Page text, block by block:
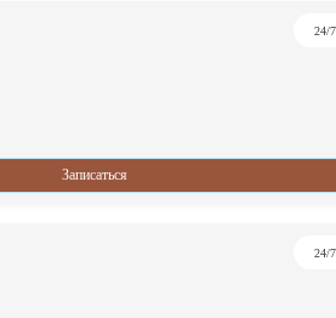
24/7
Записаться
24/7